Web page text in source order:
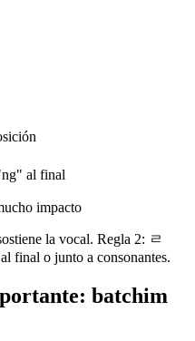
al final
impacto
la vocal. Regla 2: ㄹ
final o junto a consonantes.
batchim